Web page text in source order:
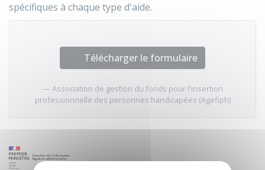
spécifiques à chaque type d'aide.
Télécharger le formulaire
Association de gestion du fonds pour l'insertion
professionnelle des personnes handicapées (Agefiph)